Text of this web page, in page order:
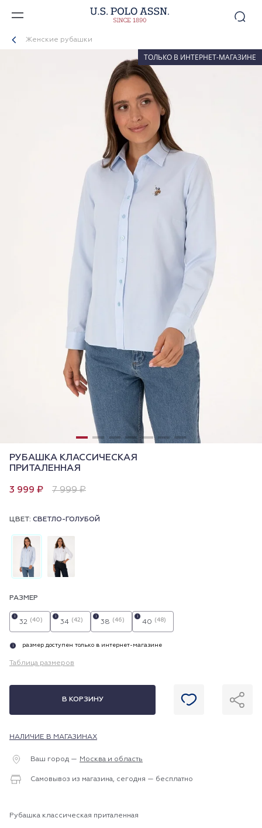
Женские рубашки
ТОЛЬКО В ИНТЕРНЕТ-МАГАЗИНЕ
РУБАШКА КЛАССИЧЕСКАЯ
ПРИТАЛЕННАЯ
3 999 ₽ 7 999 ₽
ЦВЕТ: СВЕТЛО-ГОЛУБОЙ
РАЗМЕР
32 (40)
i
34 (42)
i
38 (46)
i
40 (48)
i
i размер доступен только в интернет-магазине
Таблица размеров
В КОРЗИНУ
НАЛИЧИЕ В МАГАЗИНАХ
Ваш город — Москва и область
Самовывоз из магазина, сегодня — бесплатно
Рубашка классическая приталенная